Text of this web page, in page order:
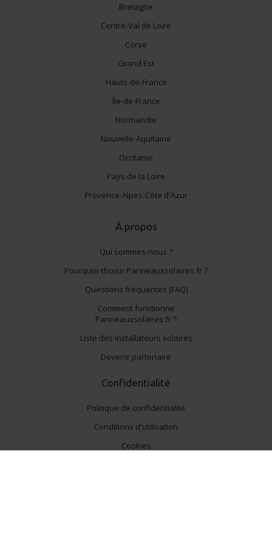
Bretagne
Centre-Val de Loire
Corse
Grand Est
Hauts-de-France
Île-de-France
Normandie
Nouvelle-Aquitaine
Occitanie
Pays de la Loire
Provence-Alpes-Côte d'Azur
À propos
Qui sommes-nous ?
Pourquoi choisir Panneauxsolaires.fr ?
Questions fréquentes (FAQ)
Comment fonctionne
Panneauxsolaires.fr ?
Liste des installateurs solaires
Devenir partenaire
Confidentialité
Politique de confidentialité
Conditions d'utilisation
Cookies